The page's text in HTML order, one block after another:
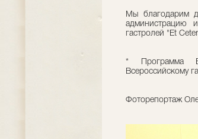
Мы благодарим
администрацию
гастролей "Et
* Программа
Всероссийскому
Фоторепортаж